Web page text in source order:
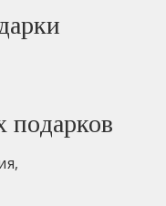
подарков
,